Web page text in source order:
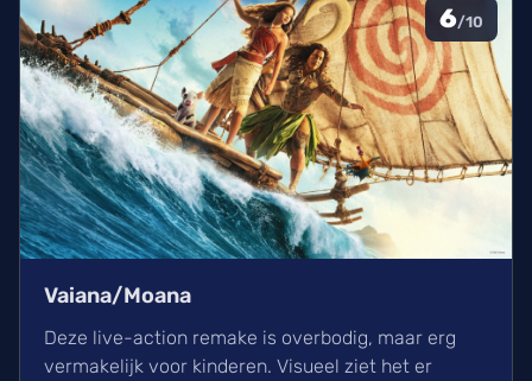
6/10
Vaiana/Moana
Deze live-action remake is overbodig, maar erg
vermakelijk voor kinderen. Visueel ziet het er